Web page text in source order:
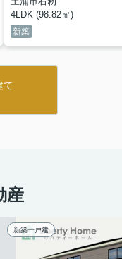
4LDK (98.82㎡)
新築
て
産
新築一戸建